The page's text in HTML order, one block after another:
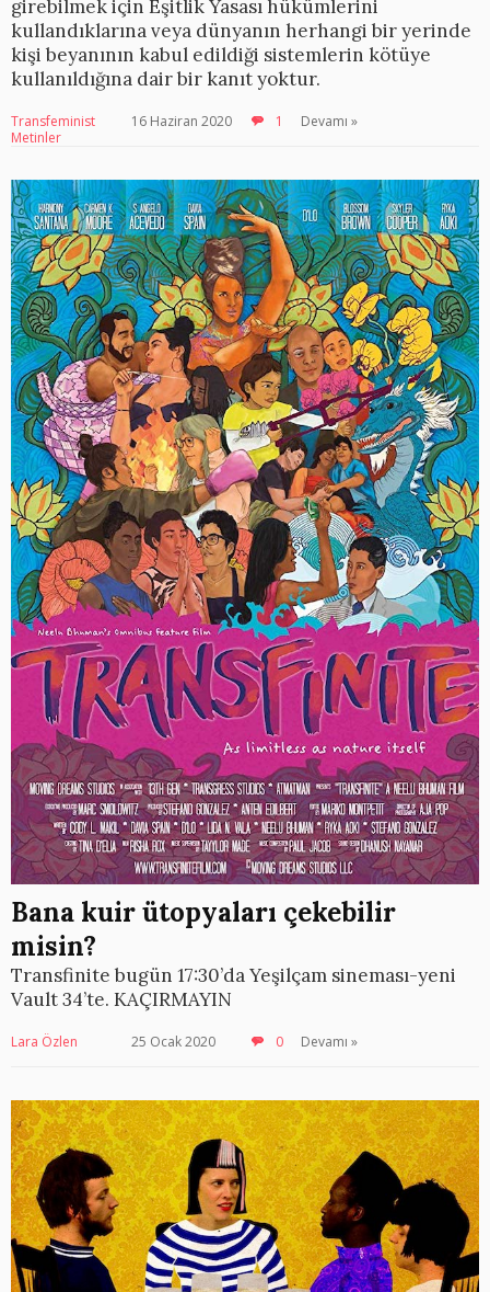
girebilmek için Eşitlik Yasası hükümlerini
kullandıklarına veya dünyanın herhangi bir yerinde
kişi beyanının kabul edildiği sistemlerin kötüye
kullanıldığına dair bir kanıt yoktur.
Transfeminist
Metinler
16 Haziran 2020 1 Devamı »
Bana kuir ütopyaları çekebilir
misin?
Transfinite bugün 17:30’da Yeşilçam sineması-yeni
Vault 34’te. KAÇIRMAYIN
Lara Özlen 25 Ocak 2020 0 Devamı »